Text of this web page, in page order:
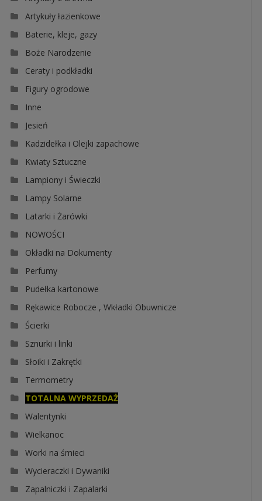
Artykuły łazienkowe
Baterie, kleje, gazy
Boże Narodzenie
Ceraty i podkładki
Figury ogrodowe
Inne
Jesień
Kadzidełka i Olejki zapachowe
Kwiaty Sztuczne
Lampiony i Świeczki
Lampy Solarne
Latarki i Żarówki
NOWOŚCI
Okładki na Dokumenty
Perfumy
Pudełka kartonowe
Rękawice Robocze , Wkładki Obuwnicze
Ścierki
Sznurki i linki
Słoiki i Zakrętki
Termometry
TOTALNA WYPRZEDAŻ
Walentynki
Wielkanoc
Worki na śmieci
Wycieraczki i Dywaniki
Zapalniczki i Zapalarki